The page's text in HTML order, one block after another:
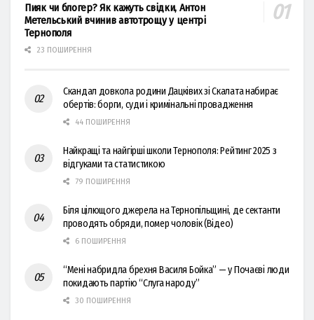
Пияк чи блогер? Як кажуть свідки, Антон
Метельський вчинив автотрощу у центрі
Тернополя
23 ПОШИРЕННЯ
Скандал довкола родини Дацківих зі Скалата набирає
обертів: борги, суди і кримінальні провадження
44 ПОШИРЕННЯ
Найкращі та найгірші школи Тернополя: Рейтинг 2025 з
відгуками та статистикою
79 ПОШИРЕННЯ
Біля цілющого джерела на Тернопільщині, де сектанти
проводять обряди, помер чоловік (Відео)
6 ПОШИРЕННЯ
“Мені набридла брехня Василя Бойка” — у Почаєві люди
покидають партію “Слуга народу”
30 ПОШИРЕННЯ